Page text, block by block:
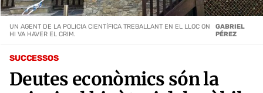
SUCCESSOS
Deutes econòmics són la
UN AGENT DE LA POLICIA CIENTÍFICA TREBALLANT EN EL LLOC ON
HI VA HAVER EL CRIM.
GABRIEL
PÉREZ